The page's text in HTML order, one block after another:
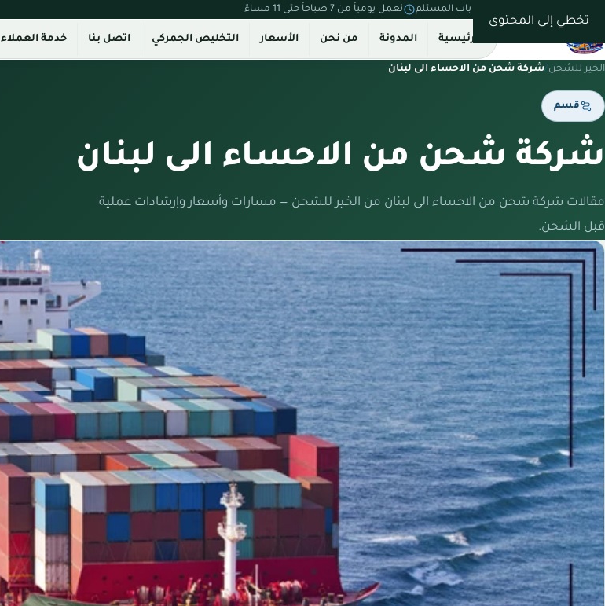
تخطي إلى المحتوى
نستلم من بيتك ونسلّم على باب المستلم نعمل يومياً من 7 صباحاً حتى 11 مساءً
الرئيسية المدونة من نحن الأسعار التخليص الجمركي اتصل بنا خدمة العملاء
الخير للشحن/شركة شحن من الاحساء الى لبنان
قسم
شركة شحن من الاحساء الى لبنان
مقالات شركة شحن من الاحساء الى لبنان من الخير للشحن — مسارات وأسعار وإرشادات عملية
قبل الشحن.